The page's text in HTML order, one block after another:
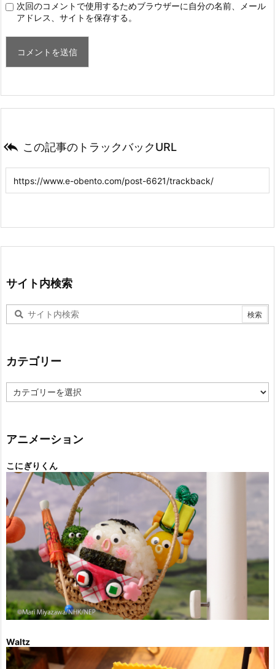
次回のコメントで使用するためブラウザーに自分の名前、メール
アドレス、サイトを保存する。
 この記事のトラックバックURL
サイト内検索
カテゴリー
テ
ー
アニメーション
こにぎりくん
Waltz